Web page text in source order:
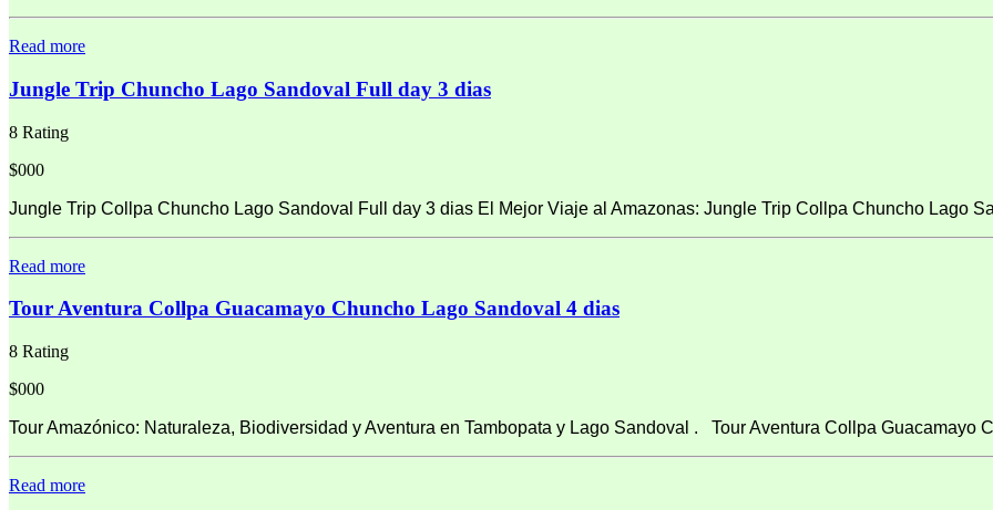
Read more
Jungle Trip Chuncho Lago Sandoval Full day 3 dias
8 Rating
$000
Jungle Trip Collpa Chuncho Lago Sandoval Full day 3 dias El Mejor Viaje al Amazonas: Jungle Trip Collpa Chuncho Lago
Read more
Tour Aventura Collpa Guacamayo Chuncho Lago Sandoval 4 dias
8 Rating
$000
Tour Amazónico: Naturaleza, Biodiversidad y Aventura en Tambopata y Lago Sandoval . Tour Aventura Collpa Guacamayo
Read more